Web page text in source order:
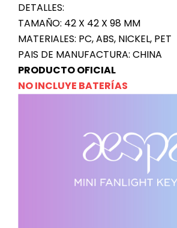
DETALLES:
TAMAÑO: 42 X 42 X 98 MM
MATERIALES: PC, ABS, NICKEL, PET
PAIS DE MANUFACTURA: CHINA
PRODUCTO OFICIAL
NO INCLUYE BATERÍAS